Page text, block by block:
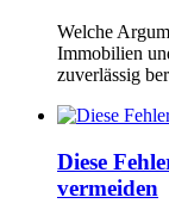
Welche
Immobilien
zuverlässig
Diese
vermeiden